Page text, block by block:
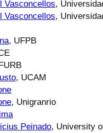
Vasconcellos,
Vasconcellos,
, UFPB
, UCAM
, Unigranrio
Peinado, University